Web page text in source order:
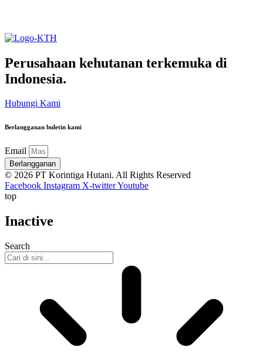
Perusahaan kehutanan terkemuka di
Indonesia.
Hubungi Kami
Berlangganan buletin kami
Email
Berlangganan
© 2026 PT Korintiga Hutani. All Rights Reserved
Facebook Instagram X-twitterYoutube
top
Inactive
Search